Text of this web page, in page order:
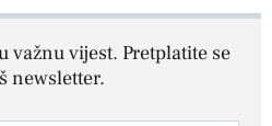
važnu vijest. Pretplatite se
newsletter.